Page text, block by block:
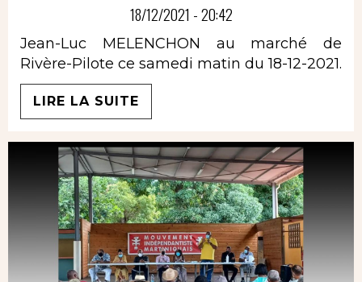
18/12/2021 - 20:42
Jean-Luc MELENCHON au marché de
Rivère-Pilote ce samedi matin du 18-12-2021.
LIRE LA SUITE